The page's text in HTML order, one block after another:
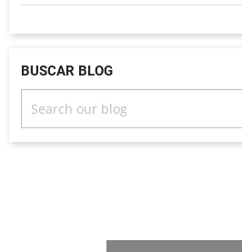
BUSCAR BLOG